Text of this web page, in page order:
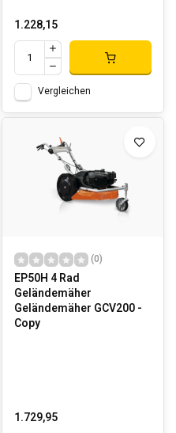
1.228,15
Vergleichen
(0)
EP50H 4 Rad
Geländemäher
Geländemäher GCV200 -
Copy
1.729,95